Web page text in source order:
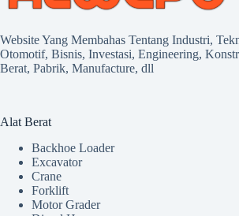
Website Yang Membahas Tentang Industri,
Otomotif, Bisnis, Investasi, Engineering,
Berat, Pabrik, Manufacture, dll
Alat Berat
Backhoe Loader
Excavator
Crane
Forklift
Motor Grader